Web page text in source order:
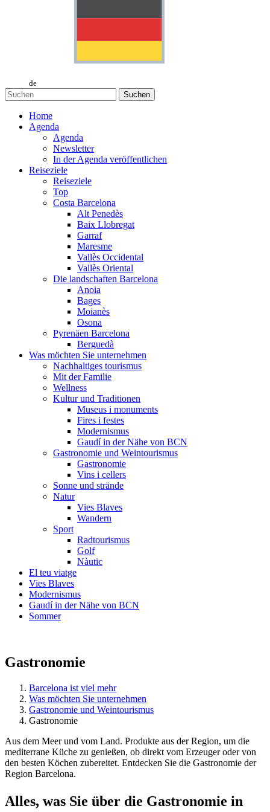
de
Suchen
Home
Agenda
Agenda
Newsletter
In der Agenda veröffentlichen
Reiseziele
Reiseziele
Top
Costa Barcelona
Alt Penedès
Baix Llobregat
Garraf
Maresme
Vallès Occidental
Vallès Oriental
Die landschaften Barcelona
Anoia
Bages
Moianès
Osona
Pyrenäen Barcelona
Berguedà
Was möchten Sie unternehmen
Nachhaltiges tourismus
Mit der Familie
Wellness
Kultur und Traditionen
Museus i monuments
Fires i festes
Modernismus
Gaudí in der Nähe von BCN
Gastronomie und Weintourismus
Gastronomie
Vins i cellers
Sonne und strände
Natur
Vies Blaves
Wandern
Sport
Radtourismus
Golf
Nàutic
El teu viatge
Vies Blaves
Modernismus
Gaudí in der Nähe von BCN
Sommer
Gastronomie
Barcelona ist viel mehr
Was möchten Sie unternehmen
Gastronomie und Weintourismus
Gastronomie
Aus dem Meer und vom Land. Produkte aus der Region, um die
mediterrane Küche zu genießen, ob direkt vom Erzeuger oder von
den besten Köchen zubereitet. Entdecken Sie die Gastronomie der
Region Barcelona.
Alles, was Sie über die Gastronomie in